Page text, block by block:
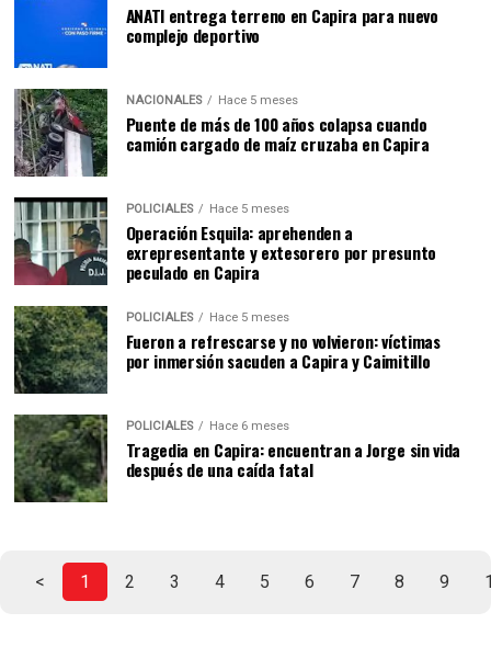
ANATI entrega terreno en Capira para nuevo
complejo deportivo
NACIONALES Hace 5 meses
Puente de más de 100 años colapsa cuando
camión cargado de maíz cruzaba en Capira
POLICIALES Hace 5 meses
Operación Esquila: aprehenden a
exrepresentante y extesorero por presunto
peculado en Capira
POLICIALES Hace 5 meses
Fueron a refrescarse y no volvieron: víctimas
por inmersión sacuden a Capira y Caimitillo
POLICIALES Hace 6 meses
Tragedia en Capira: encuentran a Jorge sin vida
después de una caída fatal
< 1 2 3 4 5 6 7 8 9